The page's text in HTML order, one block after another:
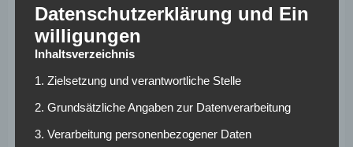
belegt Bogdan beim KSC mit diesen Einsätzen Rang acht
der Klubgeschichte.
Die Zeit als
Funktionär und
Nachwuchscoach
Datenschutzerklärung und Ein
willigungen
Inhaltsverzeichnis
1. Zielsetzung und verantwortliche Stelle
2. Grundsätzliche Angaben zur Datenverarbeitung
3. Verarbeitung personenbezogener Daten